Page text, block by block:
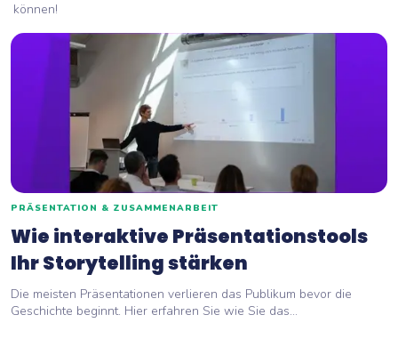
können!
PRÄSENTATION & ZUSAMMENARBEIT
Wie interaktive Präsentationstools
Ihr Storytelling stärken
Die meisten Präsentationen verlieren das Publikum bevor die
Geschichte beginnt. Hier erfahren Sie wie Sie das...